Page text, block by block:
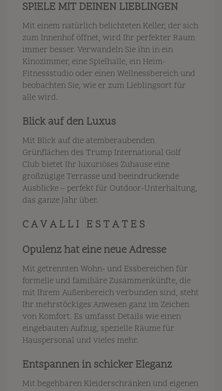
SPIELE MIT DEINEN LIEBLINGEN
Mit einem natürlich belichteten Keller, der sich
zum Innenhof öffnet, wird Ihr perfekter Raum
immer besser. Verwandeln Sie ihn in ein
Kinozimmer, eine Spielhalle, ein Heim-
Fitnessstudio oder einen Wellnessbereich und
beobachten Sie, wie er zum Lieblingsort für
alle wird.
Blick auf den Luxus
Mit Blick auf die atemberaubenden
Grünflächen des Trump International Golf
Club bietet Ihr luxuriöses Zuhause eine
großzügige Terrasse und beeindruckende
Ausblicke – perfekt für Outdoor-Unterhaltung,
das ganze Jahr über.
C A V A L L I E S T A T E S
Opulenz hat eine neue Adresse
Mit getrennten Wohn- und Essbereichen für
formelle und familiäre Zusammenkünfte, die
mit Ihrem Außenbereich verbunden sind, steht
Ihr mehrstöckiges Anwesen ganz im Zeichen
von Komfort. Es umfasst Details wie einen
eingebauten Aufzug, spezielle Räume für
Hauspersonal und vieles mehr.
Entspannen in schicker Eleganz
Mit begehbaren Kleiderschränken und eigenen